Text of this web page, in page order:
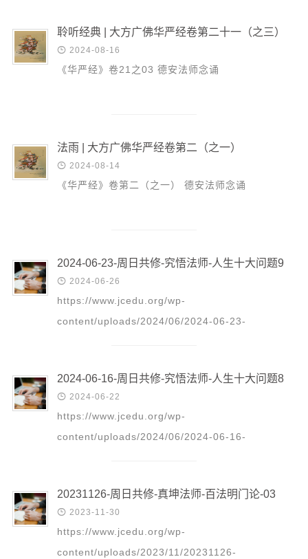
戒幢论坛
寺院巡览
搜索
聆听经典 | 大方广佛华严经卷第二十一（之三）
 2024-08-16
《华严经》卷21之03 德安法师念诵
法雨 | 大方广佛华严经卷第二（之一）
 2024-08-14
《华严经》卷第二（之一） 德安法师念诵
2024-06-23-周日共修-究悟法师-人生十大问题9
 2024-06-26
https://www.jcedu.org/wp-
content/uploads/2024/06/2024-06-23-
回放请点击：...
2024-06-16-周日共修-究悟法师-人生十大问题8
 2024-06-22
https://www.jcedu.org/wp-
content/uploads/2024/06/2024-06-16-
回放请点击：...
20231126-周日共修-真坤法师-百法明门论-03
 2023-11-30
https://www.jcedu.org/wp-
content/uploads/2023/11/20231126-